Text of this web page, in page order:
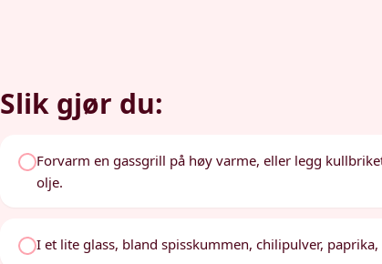
Slik gjør du:
Forvarm en gassgrill på høy varme, eller legg
olje.
I et lite glass, bland spisskummen, chilipulver,